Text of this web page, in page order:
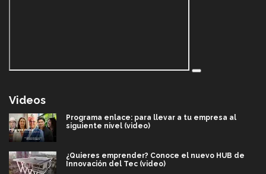
Videos
Programa enlace: para llevar a tu empresa al
siguiente nivel (video)
¿Quieres emprender? Conoce el nuevo HUB de
Innovación del Tec (video)